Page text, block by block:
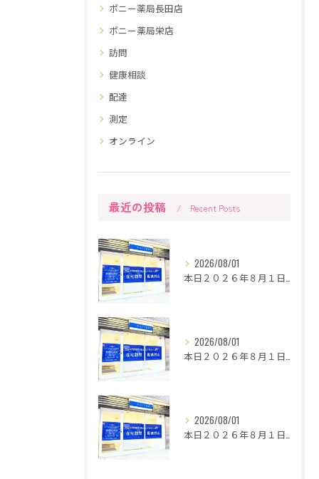
ポニー薬局長田店
ポニー薬局栄店
訪問
健康相談
配達
測定
オンライン
最近の投稿 Recent Posts
2026/08/01
本日２０２６年８月１日に神戸市西区伊川谷町に６店舗目の新店舗...
2026/08/01
本日２０２６年８月１日に神戸市西区伊川谷町に６店舗目の新店舗...
2026/08/01
本日２０２６年８月１日に神戸市西区伊川谷町に６店舗目の新店舗...